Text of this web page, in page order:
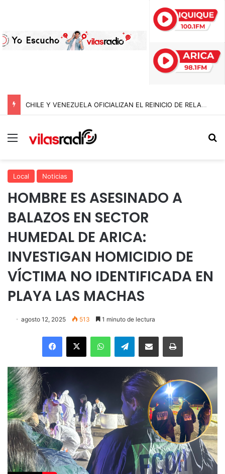
CHILE Y VENEZUELA OFICIALIZAN EL REINICIO DE RELACIONES CONSULARES Y AVANZAN HACIA LA NORMALIZACIÓN DE VÍNCULOS BILATERALES
Menú
Local Noticias
HOMBRE ES ASESINADO A
BALAZOS EN SECTOR
HUMEDAL DE ARICA:
INVESTIGAN HOMICIDIO DE
VÍCTIMA NO IDENTIFICADA EN
PLAYA LAS MACHAS
agosto 12, 2025 513 1 minuto de lectura
Facebook
X WhatsAppTelegramEnviar vía email Imprimir